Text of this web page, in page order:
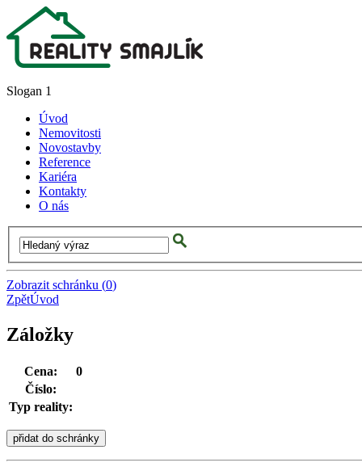
Slogan 1
Úvod
Nemovitosti
Novostavby
Reference
Kariéra
Kontakty
O nás
Zobrazit schránku (0)
ZpětÚvod
Záložky
Cena:
0
Číslo:
Typ reality: